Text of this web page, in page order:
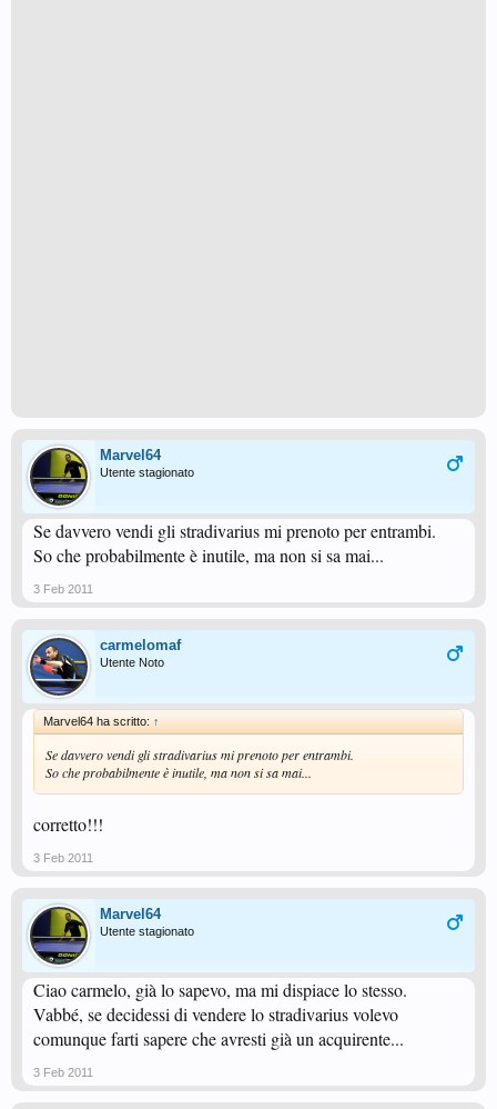
Marvel64
Utente stagionato
Se davvero vendi gli stradivarius mi prenoto per entrambi.
So che probabilmente è inutile, ma non si sa mai...
3 Feb 2011
carmelomaf
Utente Noto
Marvel64 ha scritto: ↑
Se davvero vendi gli stradivarius mi prenoto per entrambi.
So che probabilmente è inutile, ma non si sa mai...
corretto!!!
3 Feb 2011
Marvel64
Utente stagionato
Ciao carmelo, già lo sapevo, ma mi dispiace lo stesso.
Vabbé, se decidessi di vendere lo stradivarius volevo
comunque farti sapere che avresti già un acquirente...
3 Feb 2011